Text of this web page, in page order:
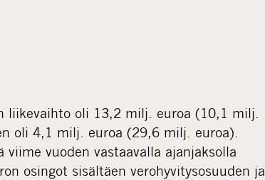
liikevaihto oli 13,2 milj. euroa (10,1 milj.
oli 4,1 milj. euroa (29,6 milj. euroa).
vuoden vastaavalla ajanjaksolla
osingot sisältäen verohyvitysosuuden ja